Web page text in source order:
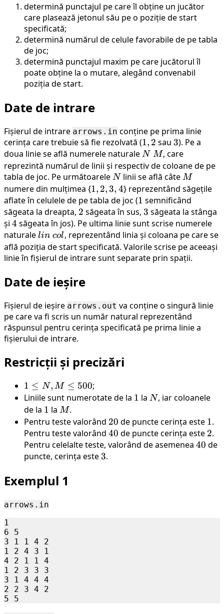
determină punctajul pe care îl obține un jucător
care plasează jetonul său pe o poziție de start
specificată;
determină numărul de celule favorabile de pe tabla
de joc;
determină punctajul maxim pe care jucătorul îl
poate obține la o mutare, alegând convenabil
poziția de start.
Date de intrare
Fișierul de intrare arrows.in conține pe prima linie
cerința care trebuie să fie rezolvată (1,
2
1, 2 sau3
3). Pe a
doua linie se află numerele naturaleN
\
M
N M, care
reprezintă numărul de linii și respectiv de coloane de pe
tabla de joc. Pe următoareleN
N linii se află câteM
M
numere din mulțimea {1,2,3,4
1, 2, 3, 4} reprezentând săgețile
aflate în celulele de pe tabla de joc (1
1 semnificând
săgeata la dreapta, 2
2 săgeata în sus, 3
3 săgeata la stânga
și 4
4 săgeata în jos). Pe ultima linie sunt scrise numerele
naturalelin
\
col
lin col, reprezentând linia și coloana pe care se
află poziția de start specificată. Valorile scrise pe aceeași
linie în fișierul de intrare sunt separate prin spații.
Date de ieșire
Fișierul de ieșire arrows.out va conține o singură linie
pe care va fi scris un număr natural reprezentând
răspunsul pentru cerința specificată pe prima linie a
fișierului de intrare.
Restricții și precizări
1
\leq
N,
M
\leq
500
1 ≤ N, M ≤ 500;
Liniile sunt numerotate de la 1
1 la N
N, iar coloanele
de la 1
1 la M
M.
Pentru teste valorând 20
20 de puncte cerința este 1
1.
Pentru teste valorând 40
40 de puncte cerința este 2
2.
Pentru celelalte teste, valorând de asemenea 40
40 de
puncte, cerința este3
3.
Exemplul 1
arrows.in
1
6 5
3 1 1 4 2
1 2 4 3 1
4 2 1 1 4
1 2 3 3 3
3 1 4 4 4
2 2 3 4 2